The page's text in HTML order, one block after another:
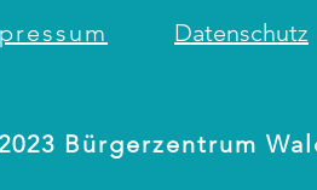
Bürgerzentrum
Datenschutz